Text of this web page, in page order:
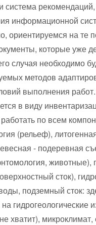
система
информационной
ориентируемся на те
которые уже
случая необходимо
методов
выполнения работ.
в виду
по всем
(рельеф),
- подеревная
животные),
сток),
подземный сток:
гидрогеологические
хватит),